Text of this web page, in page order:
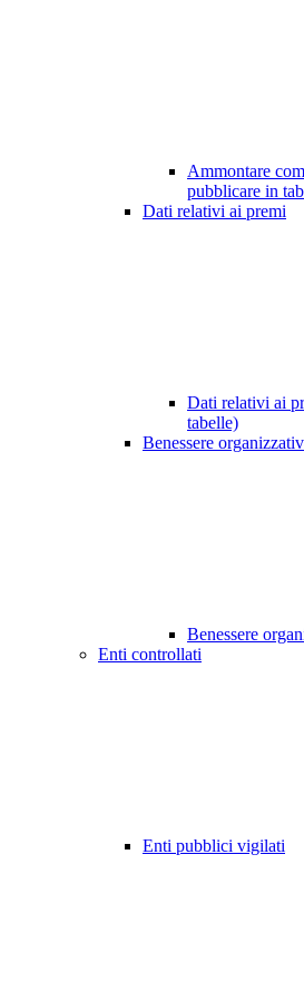
Ammontare
pubblicare in
Dati relativi ai premi
Dati relativi ai
tabelle)
Benessere
Benessere
Enti controllati
Enti pubblici vigilati